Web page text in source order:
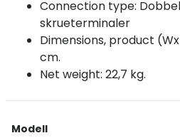
Connection type:
skrueterminaler
Dimensions, product
cm.
Net weight: 22,7 kg.
Modell